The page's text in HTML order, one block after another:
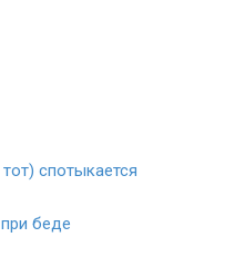
спотыкается
беде